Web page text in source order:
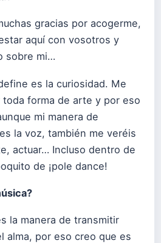
gracias por acogerme,
aquí con vosotros y
sobre mi…
es la curiosidad. Me
forma de arte y por eso
mi manera de
la voz, también me veréis
actuar… Incluso dentro de
de ¡pole dance!
sica?
la manera de transmitir
alma, por eso creo que es